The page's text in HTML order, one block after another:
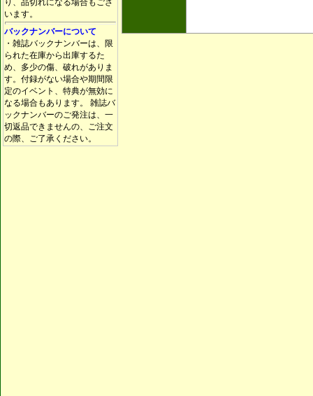
り、品切れになる場合もござ
います。
バックナンバーについて
・雑誌バックナンバーは、限
られた在庫から出庫するた
め、多少の傷、破れがありま
す。付録がない場合や期間限
定のイベント、特典が無効に
なる場合もあります。 雑誌バ
ックナンバーのご発注は、一
切返品できませんの、ご注文
の際、ご了承ください。